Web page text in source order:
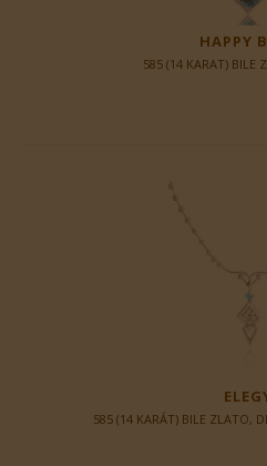
HAPPY
585 (14 KARAT) BILE
585 (14 KARÁT) BILE ZLATO,